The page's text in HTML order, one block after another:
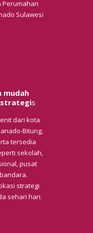
Sulawesi
dari kota
Bitung,
tersedia
sekolah,
pusat
strategi
sehari hari.
mudah
strategis